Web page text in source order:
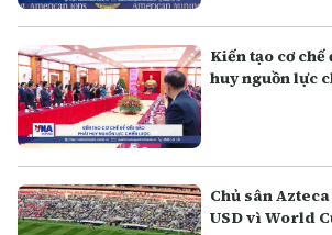
Kiến tạo cơ
huy nguồn lực
Chủ sân
USD vì World